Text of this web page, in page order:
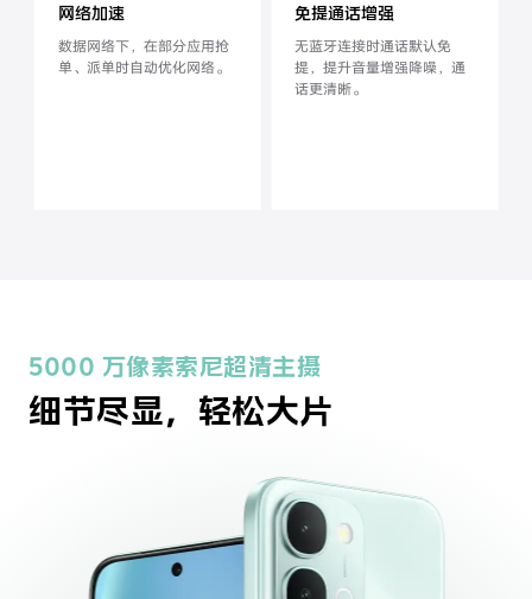
网络加速
数据网络下，在部分应用抢
单、派单时自动优化网络。
免提通话增强
无蓝牙连接时通话默认免
提，提升音量增强降噪，通
话更清晰。
5000 万像素索尼超清主摄
细节尽显，轻松大片